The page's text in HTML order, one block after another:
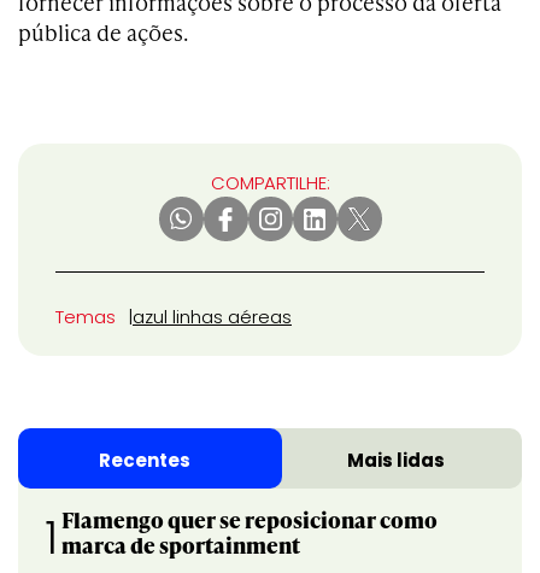
pública de ações.
COMPARTILHE:
Temas azul linhas aéreas
Recentes Mais lidas
1 Flamengo quer se reposicionar como
marca de sportainment